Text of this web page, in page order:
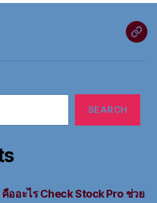
สนใ
SEARCH
ออะไร Check Stock Pro ช่วย